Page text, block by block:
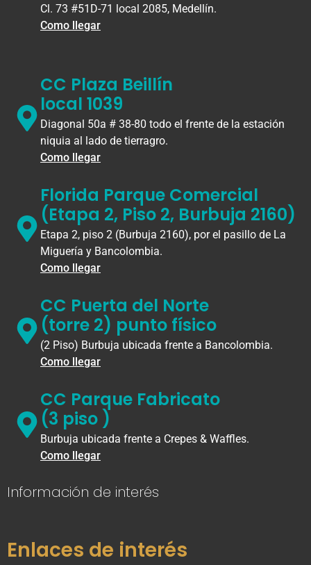
Cl. 73 #51D-71 local 2085, Medellín.
Como llegar
CC Plaza Beillín
local 1039
Diagonal 50a # 38-80 todo el frente de la estación
niquia al lado de tierragro.
Como llegar
Florida Parque Comercial
(Etapa 2, Piso 2, Burbuja 2160)
Etapa 2, piso 2 (Burbuja 2160), por el pasillo de La
Miguería y Bancolombia.
Como llegar
CC Puerta del Norte
(torre 2) punto físico
(2 Piso) Burbuja ubicada frente a Bancolombia.
Como llegar
CC Parque Fabricato
(3 piso )
Burbuja ubicada frente a Crepes & Waffles.
Como llegar
Información de interés
Enlaces de interés